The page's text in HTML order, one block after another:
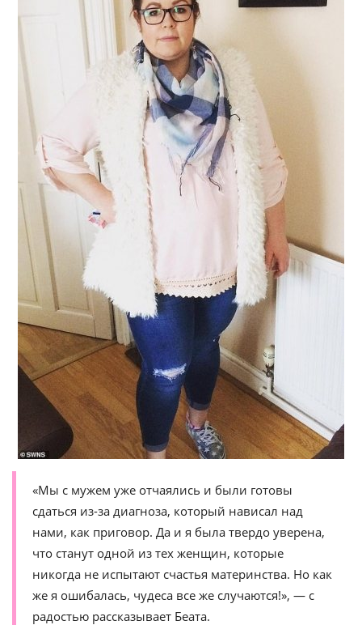
«Мы с мужем уже отчаялись и были готовы
сдаться из-за диагноза, который нависал над
нами, как приговор. Да и я была твердо уверена,
что станут одной из тех женщин, которые
никогда не испытают счастья материнства. Но как
же я ошибалась, чудеса все же случаются!», — с
радостью рассказывает Беата.